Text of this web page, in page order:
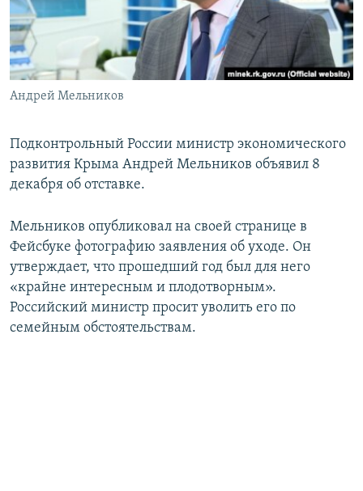
ПОБЕДИТЕЛЕЙ НЕ СУДЯТ?
КРЫМ.НЕПОКОРЕННЫЙ
ELIFBE
УКРАИНСКАЯ ПРОБЛЕМА КРЫМА
ПРИСОЕДИНЯЙТЕСЬ!
Андрей Мельников
Подконтрольный России министр экономического
развития Крыма Андрей Мельников объявил 8
декабря об отставке.
Мельников опубликовал на своей странице в
Фейсбуке фотографию заявления об уходе. Он
утверждает, что прошедший год был для него
«крайне интересным и плодотворным».
Российский министр просит уволить его по
семейным обстоятельствам.